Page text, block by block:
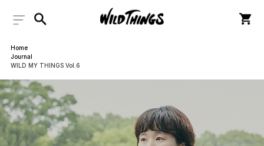
Home
Journal
WILD MY THINGS Vol.6